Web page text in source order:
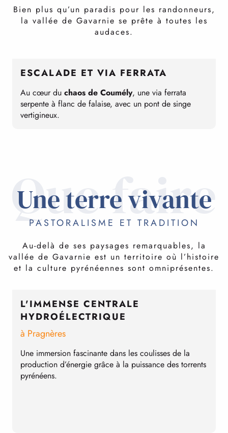
Bien plus qu’un paradis pour les randonneurs,
la vallée de Gavarnie se prête à toutes les
audaces.
ESCALADE ET VIA FERRATA
Au cœur du chaos de Coumély, une via ferrata
serpente à flanc de falaise, avec un pont de singe
vertigineux.
Que faire
Une terre vivante
PASTORALISME ET TRADITION
Au-delà de ses paysages remarquables, la
vallée de Gavarnie est un territoire où l’histoire
et la culture pyrénéennes sont omniprésentes.
L'IMMENSE CENTRALE
HYDROÉLECTRIQUE
à Pragnères
Une immersion fascinante dans les coulisses de la
production d’énergie grâce à la puissance des torrents
pyrénéens.